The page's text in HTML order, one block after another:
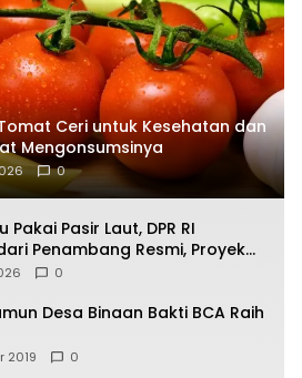
Ceri untuk Kesehatan dan
Mengonsumsinya
0
Pakai Pasir Laut, DPR RI
Penambang Resmi, Proyek
Pantai Mandiri Sejati Sudah
0
Desa Binaan Bakti BCA Raih
2019 0